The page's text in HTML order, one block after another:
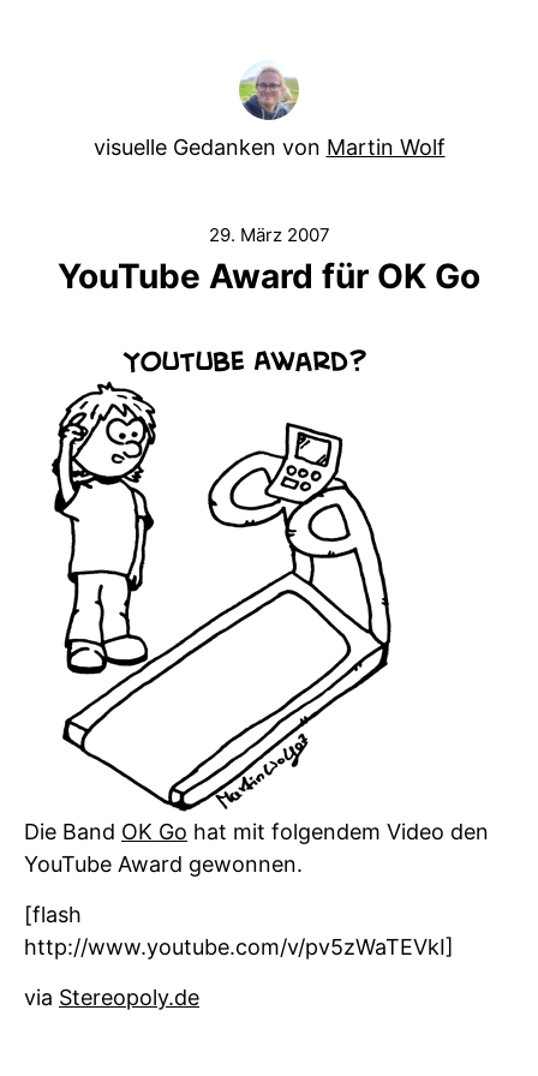
visuelle Gedanken von Martin Wolf
29. März 2007
YouTube Award für OK Go
Die Band OK Go hat mit folgendem Video den
YouTube Award gewonnen.
[flash
http://www.youtube.com/v/pv5zWaTEVkI]
via Stereopoly.de